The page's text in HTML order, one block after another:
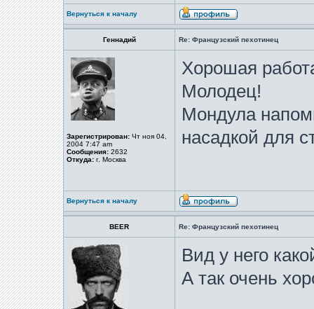
Вернуться к началу
Геннадий Re: Французский пехотинец
Зарегистрирован: Чт ноя 04,
2004 7:47 am
Сообщения: 2632
Откуда: г. Москва
Хорошая
Молодец!
Мондула
насадкой для
Вернуться к началу
BEER Re: Французский пехотинец
Вид у него
А так очень